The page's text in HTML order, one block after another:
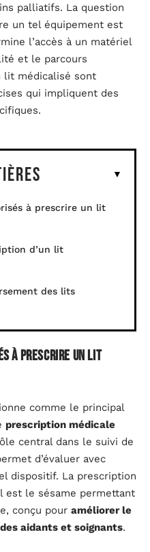
palliatifs. La question
un tel équipement est
l’accès à un matériel
et le parcours
lit médicalisé sont
qui impliquent des
à prescrire un lit
d’un lit
des lits
à prescrire un lit
comme le principal
prescription médicale
central dans le suivi de
d’évaluer avec
dispositif. La prescription
est le sésame permettant
conçu pour améliorer le
aidants et soignants.